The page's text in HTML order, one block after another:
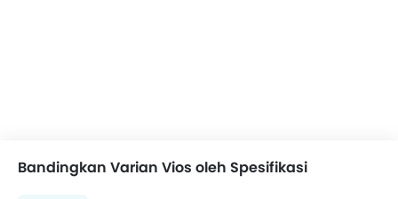
Bandingkan Varian Vios oleh Spesifikasi